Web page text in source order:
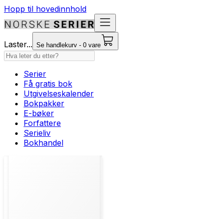
Hopp til hovedinnhold
Laster... Se handlekurv - 0 vare
Serier
Få gratis bok
Utgivelseskalender
Bokpakker
E-bøker
Forfattere
Serieliv
Bokhandel